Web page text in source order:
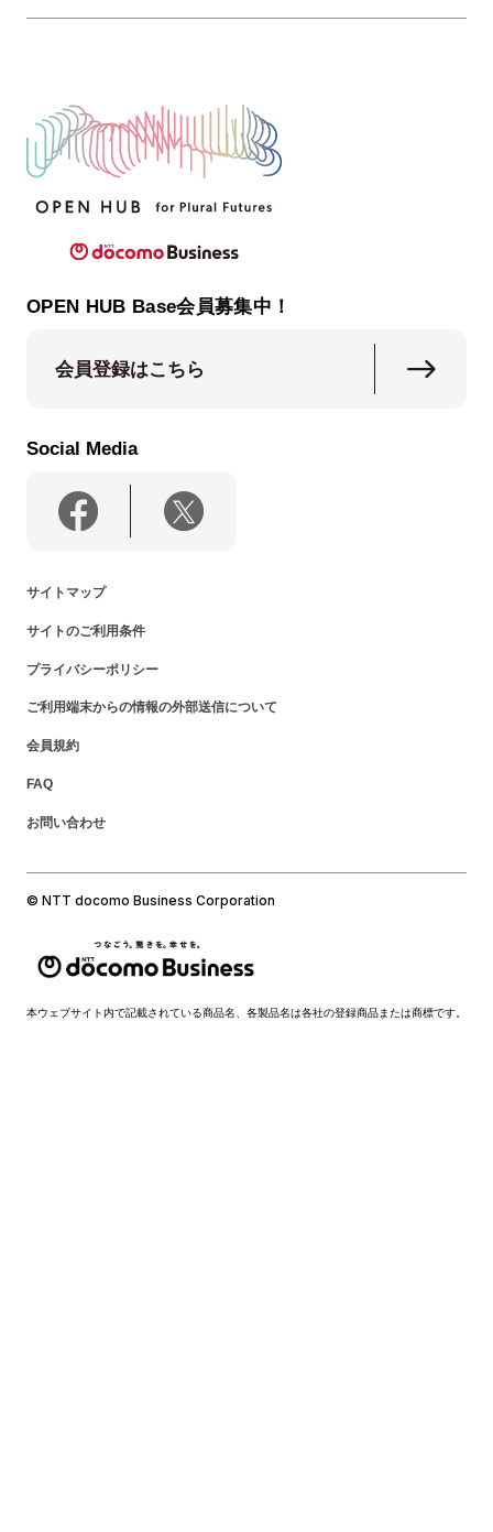
OPEN HUB Base会員募集中！
会員登録はこちら
Social Media
サイトマップ
サイトのご利用条件
プライバシーポリシー
ご利用端末からの情報の外部送信について
会員規約
FAQ
お問い合わせ
© NTT docomo Business Corporation
本ウェブサイト内で記載されている商品名、各製品名は各社の登録商品または商標です。